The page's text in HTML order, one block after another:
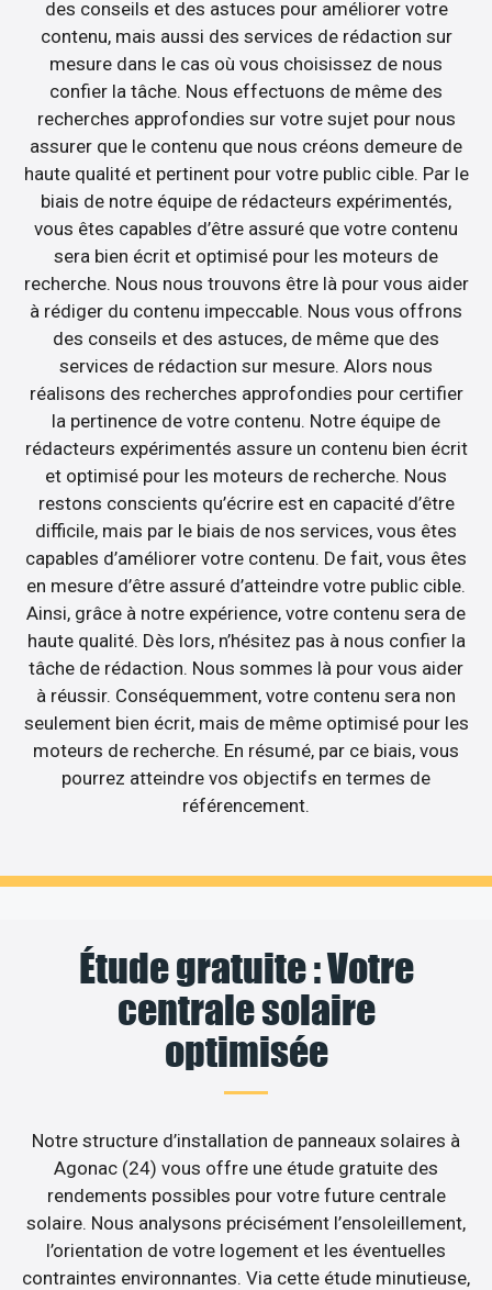
des conseils et des astuces pour améliorer votre
contenu, mais aussi des services de rédaction sur
mesure dans le cas où vous choisissez de nous
confier la tâche. Nous effectuons de même des
recherches approfondies sur votre sujet pour nous
assurer que le contenu que nous créons demeure de
haute qualité et pertinent pour votre public cible. Par le
biais de notre équipe de rédacteurs expérimentés,
vous êtes capables d’être assuré que votre contenu
sera bien écrit et optimisé pour les moteurs de
recherche. Nous nous trouvons être là pour vous aider
à rédiger du contenu impeccable. Nous vous offrons
des conseils et des astuces, de même que des
services de rédaction sur mesure. Alors nous
réalisons des recherches approfondies pour certifier
la pertinence de votre contenu. Notre équipe de
rédacteurs expérimentés assure un contenu bien écrit
et optimisé pour les moteurs de recherche. Nous
restons conscients qu’écrire est en capacité d’être
difficile, mais par le biais de nos services, vous êtes
capables d’améliorer votre contenu. De fait, vous êtes
en mesure d’être assuré d’atteindre votre public cible.
Ainsi, grâce à notre expérience, votre contenu sera de
haute qualité. Dès lors, n’hésitez pas à nous confier la
tâche de rédaction. Nous sommes là pour vous aider
à réussir. Conséquemment, votre contenu sera non
seulement bien écrit, mais de même optimisé pour les
moteurs de recherche. En résumé, par ce biais, vous
pourrez atteindre vos objectifs en termes de
référencement.
Étude gratuite : Votre
centrale solaire
optimisée
Notre structure d’installation de panneaux solaires à
Agonac (24) vous offre une étude gratuite des
rendements possibles pour votre future centrale
solaire. Nous analysons précisément l’ensoleillement,
l’orientation de votre logement et les éventuelles
contraintes environnantes. Via cette étude minutieuse,